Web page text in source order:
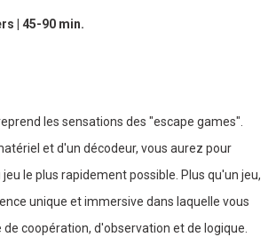
| 45-90 min.
les sensations des "escape games".
et d'un décodeur, vous aurez pour
le plus rapidement possible. Plus qu'un jeu,
unique et immersive dans laquelle vous
coopération, d'observation et de logique.